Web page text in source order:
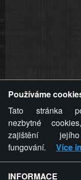
videa a komentáře.
stránky týče, ani
stránku, nemůže z
komentáře pro
provozovateli
Používáme
Tato stránka
nezbytné
zajištění
fungování.
Více
INFORMACE